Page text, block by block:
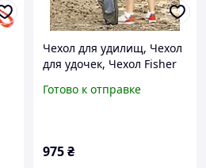
Чехол для удилищ, Чехол
для удочек, Чехол Fisher
Готово к отправке
975₴